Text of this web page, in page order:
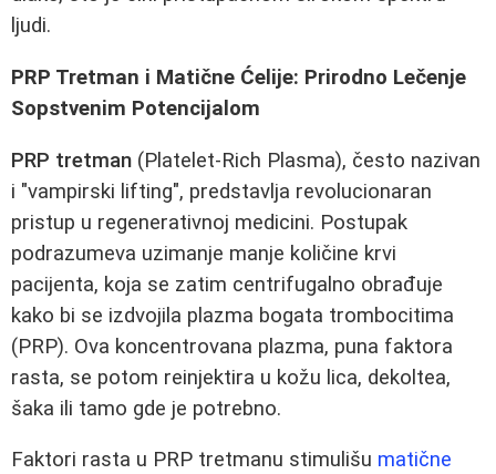
ljudi.
PRP Tretman i Matične Ćelije: Prirodno Lečenje
Sopstvenim Potencijalom
PRP tretman (Platelet-Rich Plasma), često nazivan
i "vampirski lifting", predstavlja revolucionaran
pristup u regenerativnoj medicini. Postupak
podrazumeva uzimanje manje količine krvi
pacijenta, koja se zatim centrifugalno obrađuje
kako bi se izdvojila plazma bogata trombocitima
(PRP). Ova koncentrovana plazma, puna faktora
rasta, se potom reinjektira u kožu lica, dekoltea,
šaka ili tamo gde je potrebno.
Faktori rasta u PRP tretmanu stimulišu matične